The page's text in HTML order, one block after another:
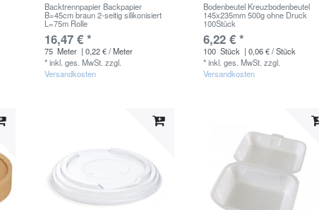
Backtrennpapier Backpapier
B=45cm braun 2-seitig silikonisiert
L=75m Rolle
16,47 € *
75 Meter | 0,22 € / Meter
*inkl. ges. MwSt. zzgl.
Versandkosten
Bodenbeutel Kreuzbodenbeutel
145x235mm 500g ohne Druck
100Stück
6,22 € *
100 Stück | 0,06 € / Stück
*inkl. ges. MwSt. zzgl.
Versandkosten